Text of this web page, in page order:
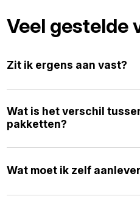
Veel gestelde
Zit ik ergens aan vast?
Wat is het verschil
pakketten?
Wat moet ik zelf